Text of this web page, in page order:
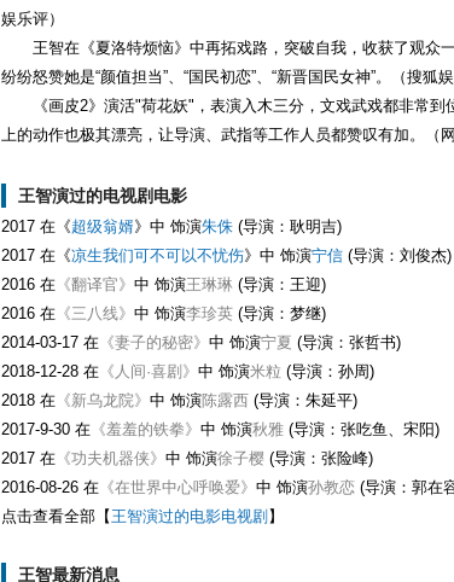
娱乐评）
王智在《夏洛特烦恼》中再拓戏路，突破自我，收获了观众
纷纷怒赞她是“颜值担当”、“国民初恋”、“新晋国民女神”。（搜狐娱
《画皮2》演活"荷花妖"，表演入木三分，文戏武戏都非常
上的动作也极其漂亮，让导演、武指等工作人员都赞叹有加。（
王智演过的电视剧电影
2017 在《超级翁婿》中 饰演朱侏 (导演：耿明吉)
2017 在《凉生我们可不可以不忧伤》中 饰演宁信 (导演：刘俊杰)
2016 在 《翻译官》 中 饰演王琳琳 (导演：王迎)
2016 在 《三八线》 中 饰演李珍英 (导演：梦继)
2014-03-17 在 《妻子的秘密》 中 饰演宁夏 (导演：张哲书)
2018-12-28 在 《人间·喜剧》 中 饰演米粒 (导演：孙周)
2018 在 《新乌龙院》 中 饰演陈露西 (导演：朱延平)
2017-9-30 在 《羞羞的铁拳》 中 饰演秋雅 (导演：张吃鱼、宋阳)
2017 在 《功夫机器侠》 中 饰演徐子樱 (导演：张险峰)
2016-08-26 在 《在世界中心呼唤爱》 中 饰演孙教恋 (导演：郭在
点击查看全部【王智演过的电影电视剧】
王智最新消息